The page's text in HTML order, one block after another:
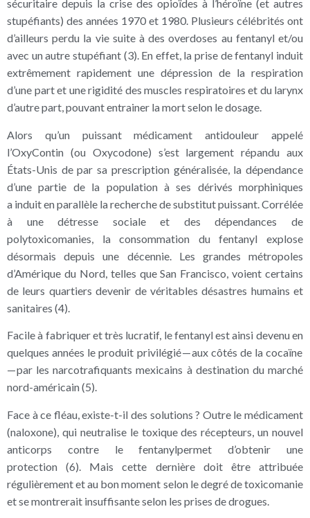
sécuritaire depuis la crise des opioïdes à l’héroïne (et autres
stupéfiants) des années 1970 et 1980. Plusieurs célébrités ont
d’ailleurs perdu la vie suite à des overdoses au fentanyl et/ou
avec un autre stupéfiant (3). En effet, la prise de fentanyl induit
extrêmement rapidement une dépression de la respiration
d’une part et une rigidité des muscles respiratoires et du larynx
d’autre part, pouvant entrainer la mort selon le dosage.
Alors qu’un puissant médicament antidouleur appelé
l’OxyContin (ou Oxycodone) s’est largement répandu aux
États-Unis de par sa prescription généralisée, la dépendance
d’une partie de la population à ses dérivés morphiniques
a induit en parallèle la recherche de substitut puissant. Corrélée
à une détresse sociale et des dépendances de
polytoxicomanies, la consommation du fentanyl explose
désormais depuis une décennie. Les grandes métropoles
d’Amérique du Nord, telles que San Francisco, voient certains
de leurs quartiers devenir de véritables désastres humains et
sanitaires (4).
Facile à fabriquer et très lucratif, le fentanyl est ainsi devenu en
quelques années le produit privilégié — aux côtés de la cocaïne
— par les narcotrafiquants mexicains à destination du marché
nord-américain (5).
Face à ce fléau, existe-t-il des solutions ? Outre le médicament
(naloxone), qui neutralise le toxique des récepteurs, un nouvel
anticorps contre le fentanylpermet d’obtenir une
protection (6). Mais cette dernière doit être attribuée
régulièrement et au bon moment selon le degré de toxicomanie
et se montrerait insuffisante selon les prises de drogues.